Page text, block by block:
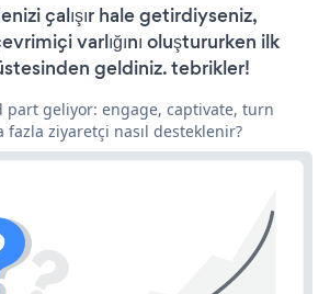
çalışır hale getirdiyseniz,
varlığını oluştururken ilk
geldiniz. tebrikler!
part geliyor: engage, captivate, turn
fazla ziyaretçi nasıl desteklenir?